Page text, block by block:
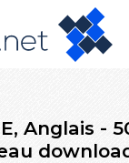
Anglais -